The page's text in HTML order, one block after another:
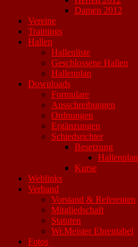
Damen 2012
Vereine
Trainings
Hallen
Hallenliste
Geschlossene Hallen
Hallenplan
Downloads
Formulare
Ausschreibungen
Ordnungen
Ergänzungen
Schiedsrichter
Besetzung
Hallenplan
Kurse
Weblinks
Verband
Vorstand & Referenten
Mitgliedschaft
Statuten
Wr.Meister Ehrentabel
Fotos